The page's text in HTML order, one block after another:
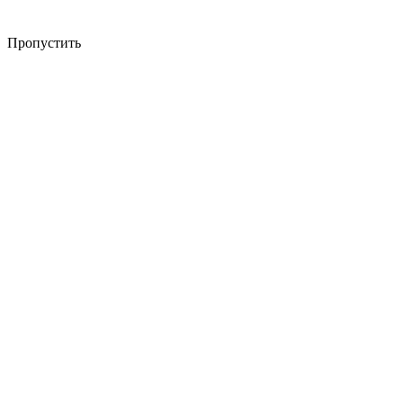
Пропустить